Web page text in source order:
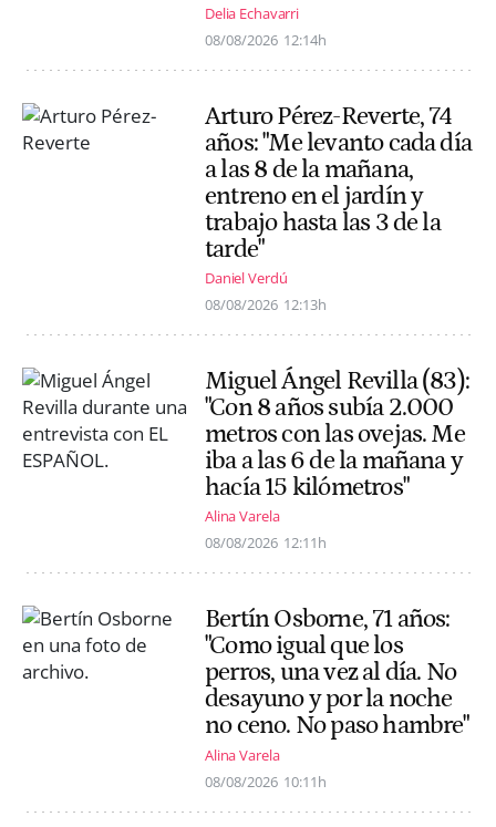
Delia Echavarri
08/08/2026 12:14h
Arturo Pérez-Reverte, 74
años: "Me levanto cada día
a las 8 de la mañana,
entreno en el jardín y
trabajo hasta las 3 de la
tarde"
Daniel Verdú
08/08/2026 12:13h
Miguel Ángel Revilla (83):
"Con 8 años subía 2.000
metros con las ovejas. Me
iba a las 6 de la mañana y
hacía 15 kilómetros"
Alina Varela
08/08/2026 12:11h
Bertín Osborne, 71 años:
"Como igual que los
perros, una vez al día. No
desayuno y por la noche
no ceno. No paso hambre"
Alina Varela
08/08/2026 10:11h